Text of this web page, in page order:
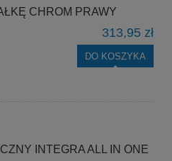
CHROM PRAWY
313,95 zł
DO KOSZYKA
INTEGRA ALL IN ONE